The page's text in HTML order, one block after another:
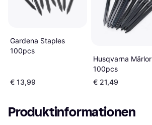
Gardena Staples
100pcs
€ 13,99
Husqvarna Märlor
100pcs
€ 21,49
Produktinformationen